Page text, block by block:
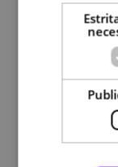
informalmente
âmbito desta
O curso é
frequência
obtenção de